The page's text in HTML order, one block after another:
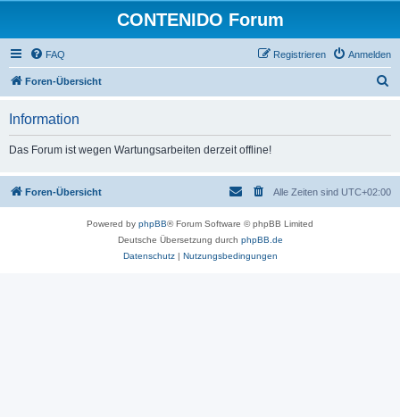
CONTENIDO Forum
FAQ Anmelden
Registrieren
Foren-Übersicht
Information
Das Forum ist wegen Wartungsarbeiten derzeit offline!
Foren-Übersicht Alle Zeiten sind UTC+02:00
Powered by phpBB® Forum Software © phpBB Limited
Deutsche Übersetzung durch phpBB.de
Datenschutz| Nutzungsbedingungen